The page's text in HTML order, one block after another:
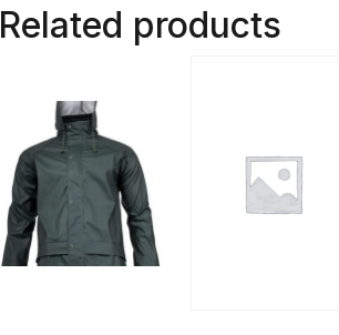
Related products